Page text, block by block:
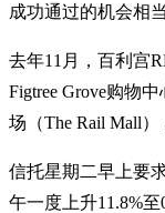
成功通过的机会相
去年11月，百利宫
Figtree Grove购物
场（The Rail Mall）
信托星期二早上要
午一度上升11.8%